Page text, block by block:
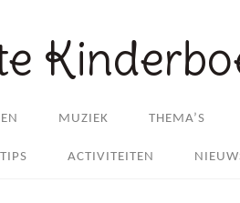
MUZIEK THEMA’S
ACTIVITEITEN